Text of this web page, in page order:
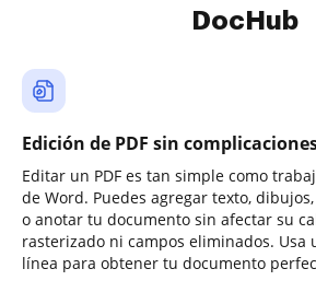
DocHub
Edición de PDF sin
Editar un PDF es tan simple como
de Word. Puedes agregar texto,
o anotar tu documento sin afectar su
rasterizado ni campos eliminados. Usa
línea para obtener tu documento